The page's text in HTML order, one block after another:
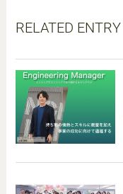
RELATED ENTRY